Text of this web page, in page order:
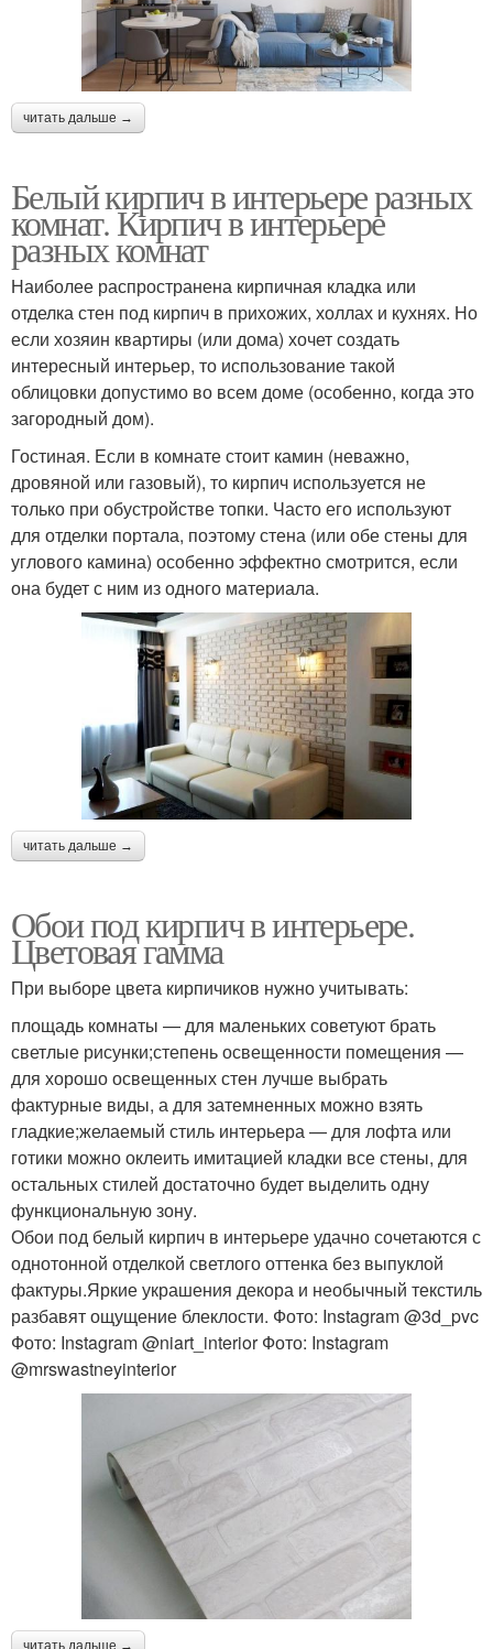
читать дальше →
Белый кирпич в интерьере разных
комнат. Кирпич в интерьере
разных комнат
Наиболее распространена кирпичная кладка или
отделка стен под кирпич в прихожих, холлах и кухнях. Но
если хозяин квартиры (или дома) хочет создать
интересный интерьер, то использование такой
облицовки допустимо во всем доме (особенно, когда это
загородный дом).
Гостиная. Если в комнате стоит камин (неважно,
дровяной или газовый), то кирпич используется не
только при обустройстве топки. Часто его используют
для отделки портала, поэтому стена (или обе стены для
углового камина) особенно эффектно смотрится, если
она будет с ним из одного материала.
читать дальше →
Обои под кирпич в интерьере.
Цветовая гамма
При выборе цвета кирпичиков нужно учитывать:
площадь комнаты — для маленьких советуют брать
светлые рисунки;степень освещенности помещения —
для хорошо освещенных стен лучше выбрать
фактурные виды, а для затемненных можно взять
гладкие;желаемый стиль интерьера — для лофта или
готики можно оклеить имитацией кладки все стены, для
остальных стилей достаточно будет выделить одну
функциональную зону.
Обои под белый кирпич в интерьере удачно сочетаются с
однотонной отделкой светлого оттенка без выпуклой
фактуры.Яркие украшения декора и необычный текстиль
разбавят ощущение блеклости. Фото: Instagram @3d_pvc
Фото: Instagram @niart_interior Фото: Instagram
@mrswastneyinterior
читать дальше →